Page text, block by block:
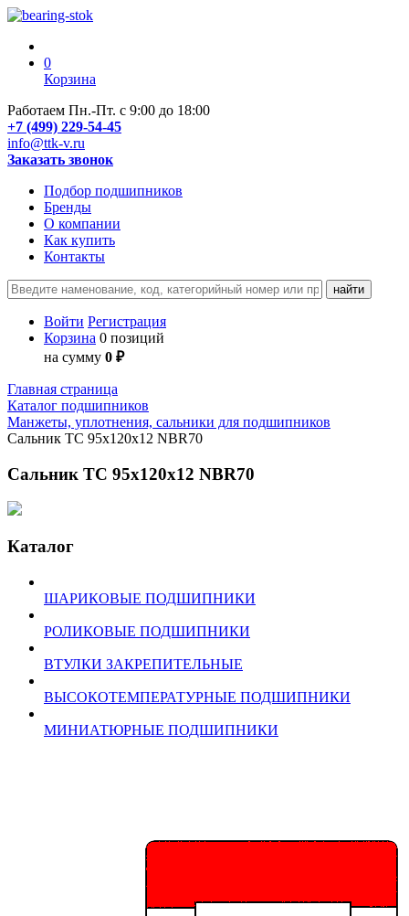
0
Корзина
Работаем Пн.-Пт. с 9:00 до 18:00
+7 (499) 229-54-45
info@ttk-v.ru
Заказать звонок
Подбор подшипников
Бренды
О компании
Как купить
Контакты
Войти Регистрация
Корзина 0 позиций
на сумму 0 ₽
Главная страница
Каталог подшипников
Манжеты, уплотнения, сальники для подшипников
Сальник TC 95x120x12 NBR70
Сальник TC 95x120x12 NBR70
Каталог
ШАРИКОВЫЕ ПОДШИПНИКИ
РОЛИКОВЫЕ ПОДШИПНИКИ
ВТУЛКИ ЗАКРЕПИТЕЛЬНЫЕ
ВЫСОКОТЕМПЕРАТУРНЫЕ ПОДШИПНИКИ
МИНИАТЮРНЫЕ ПОДШИПНИКИ